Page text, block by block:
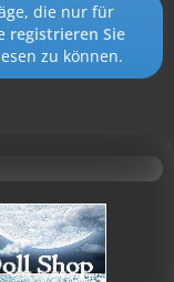
die nur für
registrieren Sie
zu können.